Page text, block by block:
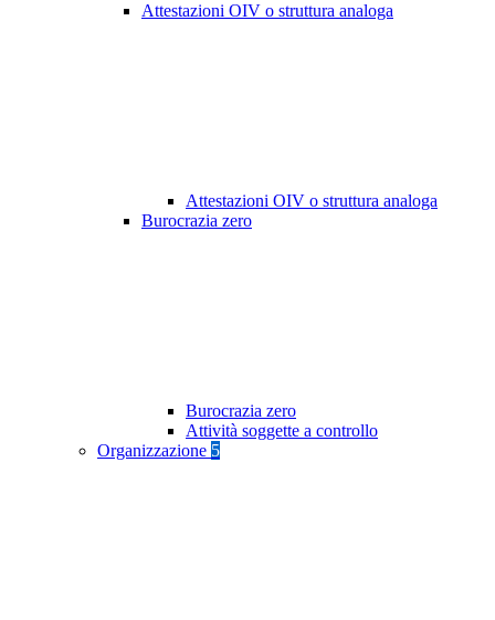
Attestazioni OIV o struttura analoga
Attestazioni OIV o struttura analoga
Burocrazia zero
Burocrazia zero
Attività soggette a controllo
Organizzazione 5